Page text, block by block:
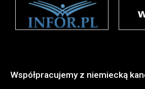
Współpracujemy z niemiecką